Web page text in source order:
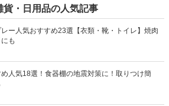
貨・日用品の人気記事
ー人気おすすめ23選【衣類・靴・トイレ】焼肉
も
人気18選！食器棚の地震対策に！取りつけ簡